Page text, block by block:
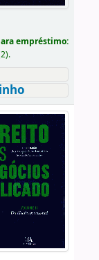
empréstimo: